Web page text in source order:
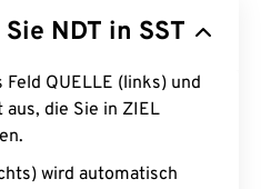
NDT in SST
QUELLE (links) und
die Sie in ZIEL
wird automatisch